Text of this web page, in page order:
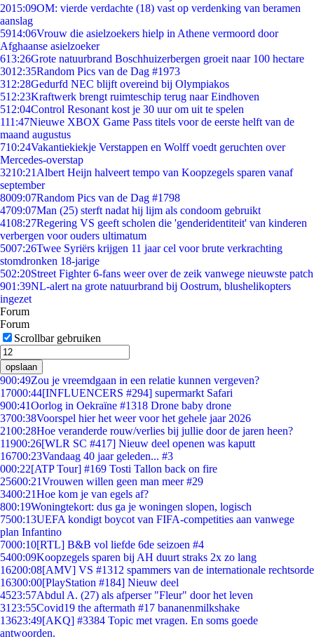
2015:09OM: vierde verdachte (18) vast op verdenking van beramen
aanslag
5914:06Vrouw die asielzoekers hielp in Athene vermoord door
Afghaanse asielzoeker
613:26Grote natuurbrand Boschhuizerbergen groeit naar 100 hectare
3012:35Random Pics van de Dag #1973
312:28Gedurfd NEC blijft overeind bij Olympiakos
512:23Kraftwerk brengt ruimteschip terug naar Eindhoven
512:04Control Resonant kost je 30 uur om uit te spelen
111:47Nieuwe XBOX Game Pass titels voor de eerste helft van de
maand augustus
710:24Vakantiekiekje Verstappen en Wolff voedt geruchten over
Mercedes-overstap
3210:21 Albert Heijn halveert tempo van Koopzegels sparen vanaf
september
8009:07Random Pics van de Dag #1798
4709:07Man (25) sterft nadat hij lijm als condoom gebruikt
4108:27Regering VS geeft scholen die 'genderidentiteit' van kinderen
verbergen voor ouders ultimatum
5007:26Twee Syriërs krijgen 11 jaar cel voor brute verkrachting
stomdronken 18-jarige
502:20Street Fighter 6-fans weer over de zeik vanwege nieuwste patch
901:39NL-alert na grote natuurbrand bij Oostrum, blushelikopters
ingezet
Forum
Forum
Scrollbar gebruiken
opslaan
900:49Zou je vreemdgaan in een relatie kunnen vergeven?
17000:44[INFLUENCERS #294] supermarkt Safari
900:41Oorlog in Oekraïne #1318 Drone baby drone
3700:38Voorspel hier het weer voor het gehele jaar 2026
2100:28Hoe veranderde rouw/verlies bij jullie door de jaren heen?
11900:26[WLR SC #417] Nieuw deel openen was kaputt
16700:23Vandaag 40 jaar geleden... #3
000:22[ATP Tour] #169 Tosti Tallon back on fire
25600:21Vrouwen willen geen man meer #29
3400:21Hoe kom je van egels af?
800:19Woningtekort: dus ga je woningen slopen, logisch
7500:13UEFA kondigt boycot van FIFA-competities aan vanwege
plan Infantino
7000:10[RTL] B&B vol liefde 6de seizoen #4
5400:09Koopzegels sparen bij AH duurt straks 2x zo lang
16200:08[AMV] VS #1312 spammers van de internationale rechtsorde
16300:00[PlayStation #184] Nieuw deel
4523:57Abdul A. (27) als afperser "Fleur" door het leven
31 23:55Covid19 the aftermath #17 bananenmilkshake
13623:49[AKQ] #3384 Topic met vragen. En soms goede
antwoorden.